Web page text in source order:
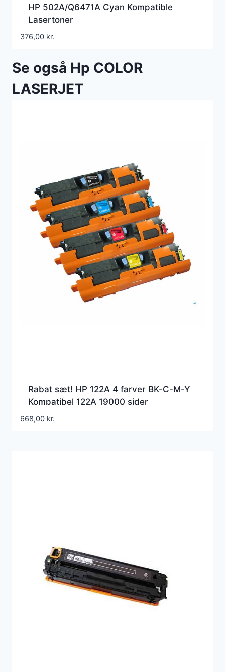
HP 502A/Q6471A Cyan Kompatible
Lasertoner
376,00 kr.
Se også Hp COLOR
LASERJET
Rabat sæt! HP 122A 4 farver BK-C-M-Y
Kompatibel 122A 19000 sider
668,00 kr.